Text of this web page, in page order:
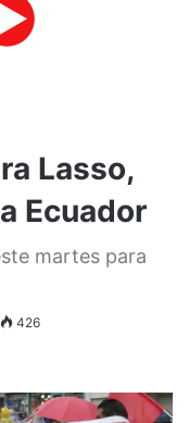
Lasso,
Ecuador
martes para
426